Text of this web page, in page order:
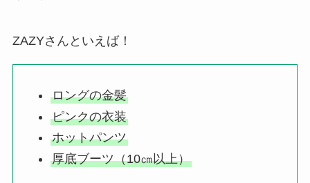
ZAZYさんといえば！
ロングの金髪
ピンクの衣装
ホットパンツ
厚底ブーツ（10㎝以上）